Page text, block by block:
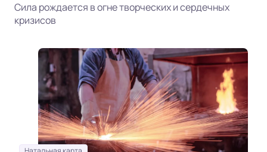
Сила рождается в огне творческих и сердечных
кризисов